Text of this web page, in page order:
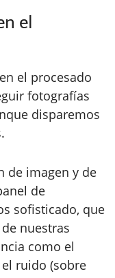
el
el procesado
fotografías
disparemos
de imagen y de
de
sofisticado, que
nuestras
como el
ruido (sobre